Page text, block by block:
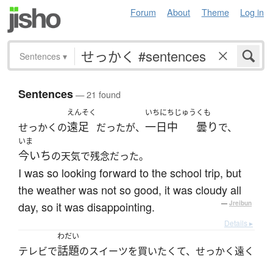
Forum About Theme Log in
Sentences ▾
Sentences— 21 found
せっかくの
えんそく
遠足 だったが、
いちにちじゅう
一日中
くも
曇りで、
いま
今いちの天気で残念だった。
I was so looking forward to the school trip, but
the weather was not so good, it was cloudy all
day, so it was disappointing.
— Jreibun
Details ▸
テレビで
わだい
話題のスイーツを買いたくて、せっかく遠く